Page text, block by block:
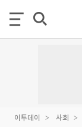
이투데이 사회